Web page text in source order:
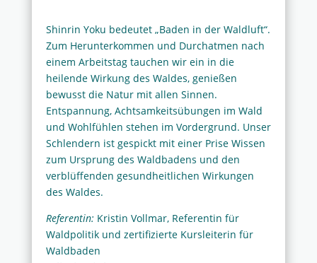
Shinrin Yoku bedeutet „Baden in der Waldluft“.
Zum Herunterkommen und Durchatmen nach
einem Arbeitstag tauchen wir ein in die
heilende Wirkung des Waldes, genießen
bewusst die Natur mit allen Sinnen.
Entspannung, Achtsamkeitsübungen im Wald
und Wohlfühlen stehen im Vordergrund. Unser
Schlendern ist gespickt mit einer Prise Wissen
zum Ursprung des Waldbadens und den
verblüffenden gesundheitlichen Wirkungen
des Waldes.
Referentin: Kristin Vollmar, Referentin für
Waldpolitik und zertifizierte Kursleiterin für
Waldbaden